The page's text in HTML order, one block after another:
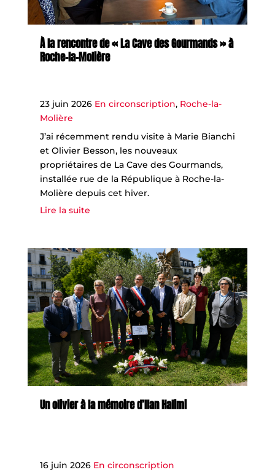
À la rencontre de « La Cave des Gourmands » à
Roche-la-Molière
23 juin 2026 En circonscription, Roche-la-
Molière
J’ai récemment rendu visite à Marie Bianchi
et Olivier Besson, les nouveaux
propriétaires de La Cave des Gourmands,
installée rue de la République à Roche-la-
Molière depuis cet hiver.
Lire la suite
Un olivier à la mémoire d’Ilan Halimi
16 juin 2026 En circonscription